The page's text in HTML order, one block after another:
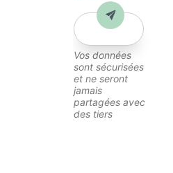
Vos données
sont sécurisées
et ne seront
jamais
partagées avec
des tiers
Envoyer